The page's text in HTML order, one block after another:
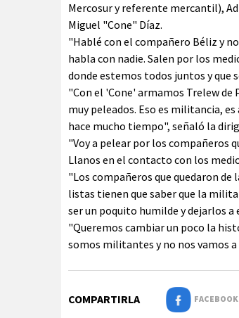
Mercosur y referente mercantil),
Miguel "Cone" Díaz.
"Hablé con el compañero Béliz y
habla con nadie. Salen por los
donde estemos todos juntos y que
"Con el 'Cone' armamos Trelew
muy peleados. Eso es militancia,
hace mucho tiempo", señaló la
"Voy a pelear por los compañeros
Llanos en el contacto con los
"Los compañeros que quedaron
listas tienen que saber que la
ser un poquito humilde y dejarlos a
"Queremos cambiar un poco la
somos militantes y no nos vamos
COMPARTIRLA FACEBOOK